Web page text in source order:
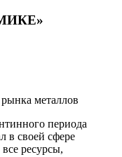
металлов
периода
в своей сфере
ресурсы,